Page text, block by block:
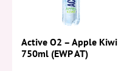
Active O2 – Apple Kiwi
750ml (EWP AT)